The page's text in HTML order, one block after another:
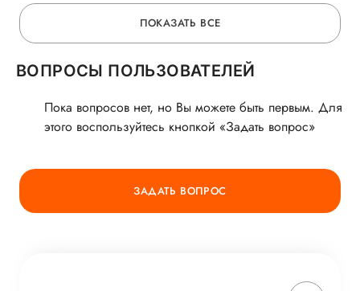
ПОКАЗАТЬ ВСЕ
ВОПРОСЫ ПОЛЬЗОВАТЕЛЕЙ
Пока вопросов нет, но Вы можете быть первым. Для
этого воспользуйтесь кнопкой «Задать вопрос»
ЗАДАТЬ ВОПРОС